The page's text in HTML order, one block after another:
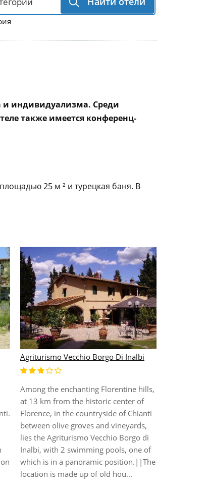
и индивидуализма. Среди
также имеется конференц-
25 м ² и турецкая баня. В
Agriturismo Vecchio Borgo Di Inalbi
Among the enchanting Florentine hills,
at 13 km from the historic center of
Florence, in the countryside of Chianti
between olive groves and vineyards,
lies the Agriturismo Vecchio Borgo di
Inalbi, with 2 swimming pools, one of
which is in a panoramic position.||The
location is made up of old hou...